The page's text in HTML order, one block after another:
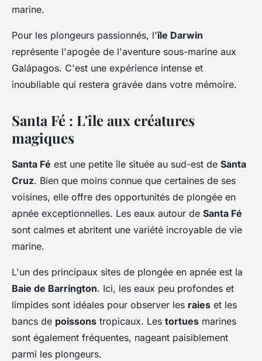
marine.
Pour les plongeurs passionnés, l'île Darwin
représente l'apogée de l'aventure sous-marine aux
Galápagos. C'est une expérience intense et
inoubliable qui restera gravée dans votre mémoire.
Santa Fé : L'île aux créatures
magiques
Santa Fé est une petite île située au sud-est de Santa
Cruz. Bien que moins connue que certaines de ses
voisines, elle offre des opportunités de plongée en
apnée exceptionnelles. Les eaux autour de Santa Fé
sont calmes et abritent une variété incroyable de vie
marine.
L'un des principaux sites de plongée en apnée est la
Baie de Barrington. Ici, les eaux peu profondes et
limpides sont idéales pour observer les raies et les
bancs de poissons tropicaux. Les tortues marines
sont également fréquentes, nageant paisiblement
parmi les plongeurs.